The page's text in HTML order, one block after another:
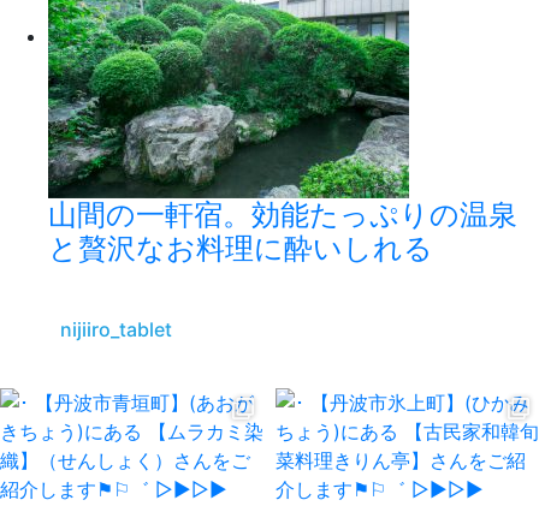
山間の一軒宿。効能たっぷりの温泉
と贅沢なお料理に酔いしれる
nijiiro_tablet